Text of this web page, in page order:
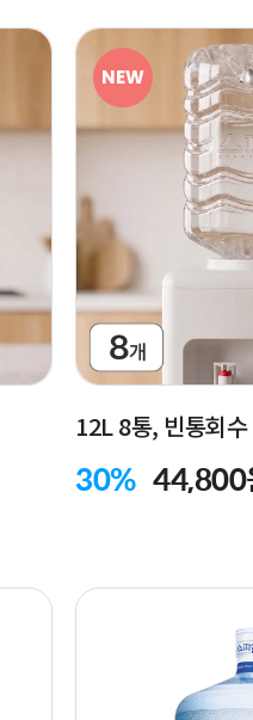
NEW
12L 8통, 빈통회수
30% 44,800